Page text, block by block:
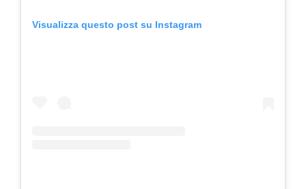
Visualizza questo post su Instagram